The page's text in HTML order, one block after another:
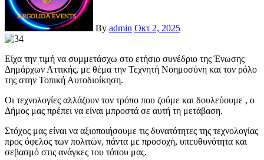
By admin Οκτ 2, 2025
Είχα την τιμή να συμμετάσχω στο ετήσιο συνέδριο της Ένωσης
Δημάρχων Αττικής, με θέμα την Τεχνητή Νοημοσύνη και τον ρόλο
της στην Τοπική Αυτοδιοίκηση.
Οι τεχνολογίες αλλάζουν τον τρόπο που ζούμε και δουλεύουμε , ο
Δήμος μας πρέπει να είναι μπροστά σε αυτή τη μετάβαση.
Στόχος μας είναι να αξιοποιήσουμε τις δυνατότητες της τεχνολογίας
προς όφελος των πολιτών, πάντα με προσοχή, υπευθυνότητα και
σεβασμό στις ανάγκες του τόπου μας.